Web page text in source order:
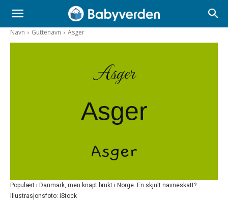
Navn Guttenavn Asger
Asger
Asger
Asger
Populært i Danmark, men knapt brukt i Norge. En skjult navneskatt?
Illustrasjonsfoto: iStock